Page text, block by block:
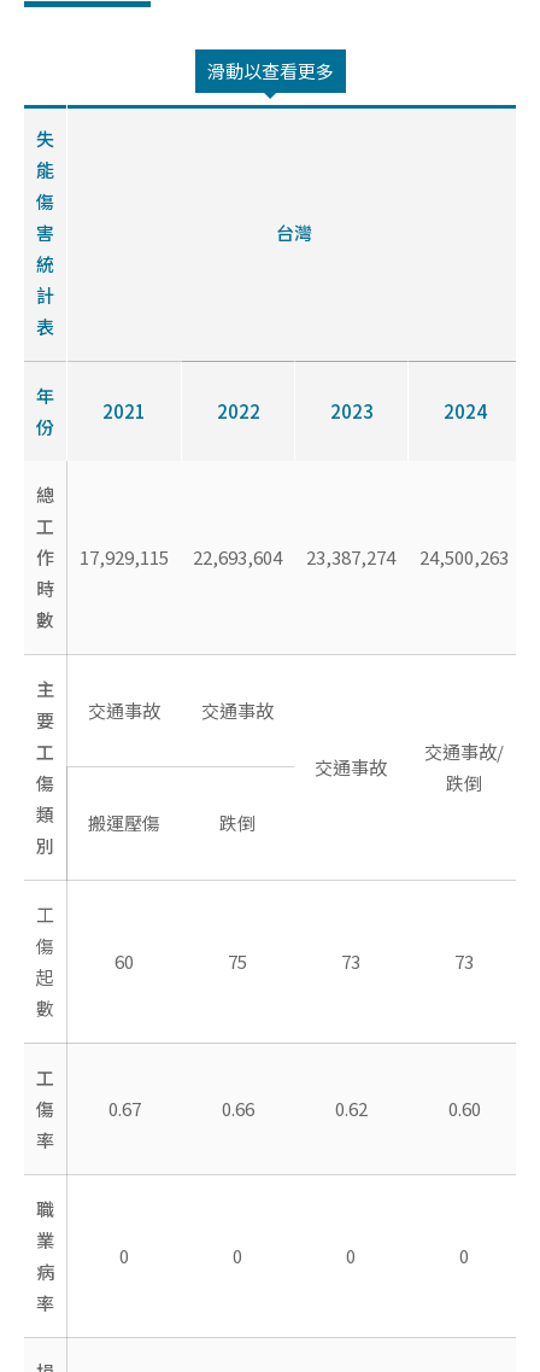
滑動以查看更多
失
能
傷
害
統
計
表
台灣
年
份
2021 2022 2023 2024
總
工
作
時
數
17,929,115 22,693,604 23,387,274 24,500,263
主
要
工
傷
類
別
交通事故 交通事故
交通事故
交通事故/
跌倒
搬運壓傷
跌倒
工
傷
起
數
60 75 73 73
工
傷
率
0.67 0.66 0.62 0.60
職
業
病
率
0 0 0 0